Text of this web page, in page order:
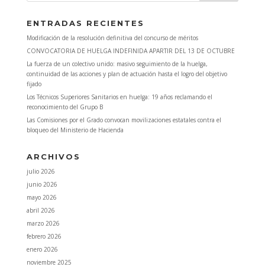
ENTRADAS RECIENTES
Modificación de la resolución definitiva del concurso de méritos
CONVOCATORIA DE HUELGA INDEFINIDA APARTIR DEL 13 DE OCTUBRE
La fuerza de un colectivo unido: masivo seguimiento de la huelga,
continuidad de las acciones y plan de actuación hasta el logro del objetivo
fijado
Los Técnicos Superiores Sanitarios en huelga: 19 años reclamando el
reconocimiento del Grupo B
Las Comisiones por el Grado convocan movilizaciones estatales contra el
bloqueo del Ministerio de Hacienda
ARCHIVOS
julio 2026
junio 2026
mayo 2026
abril 2026
marzo 2026
febrero 2026
enero 2026
noviembre 2025